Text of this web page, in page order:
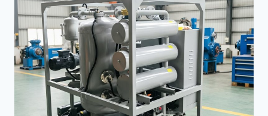
子
系
统
应
用
+
4
类
节